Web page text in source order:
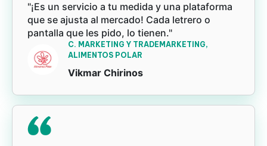
"¡Es un servicio a tu medida y una plataforma
que se ajusta al mercado! Cada letrero o
pantalla que les pido, lo tienen."
C. MARKETING Y TRADEMARKETING,
ALIMENTOS POLAR
Vikmar Chirinos